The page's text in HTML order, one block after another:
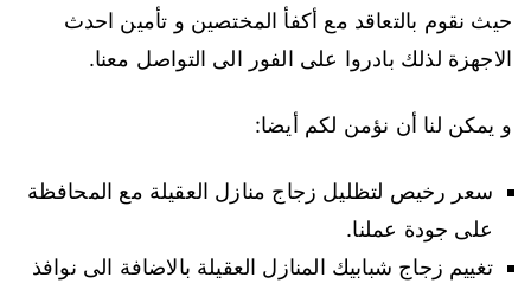
حيث نقوم بالتعاقد مع أكفأ المختصين و تأمين احدث
الاجهزة لذلك بادروا على الفور الى التواصل معنا.
و يمكن لنا أن نؤمن لكم أيضا:
سعر رخيص لتظليل زجاج منازل العقيلة مع المحافظة
على جودة عملنا.
تغييم زجاج شبابيك المنازل العقيلة بالاضافة الى نوافذ